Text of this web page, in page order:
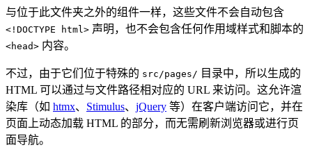
与位于此文件夹之外的组件一样，这些文件不会自动包含
<!DOCTYPE html> 声明，也不会包含任何作用域样式和脚本的
<head> 内容。
不过，由于它们位于特殊的 src/pages/ 目录中，所以生成的
HTML 可以通过与文件路径相对应的 URL 来访问。这允许渲
染库（如 htmx、 Stimulus、 jQuery 等）在客户端访问它，并在
页面上动态加载 HTML 的部分，而无需刷新浏览器或进行页
面导航。